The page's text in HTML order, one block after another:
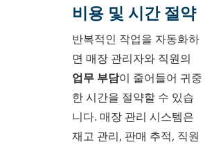
비용 및 시간 절약
반복적인 작업을 자동화하
면 매장 관리자와 직원의
업무 부담이 줄어들어 귀중
한 시간을 절약할 수 있습
니다. 매장 관리 시스템은
재고 관리, 판매 추적, 직원